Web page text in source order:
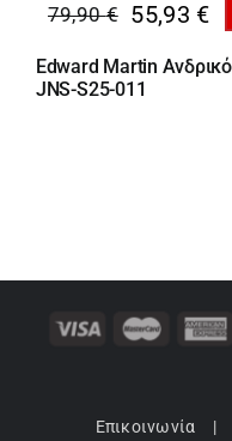
79,90€
Original
price
was:
55,93 €
Η
τρέχουσα
τιμή
Edward Martin
JNS-S25-011
Επικοινωνία